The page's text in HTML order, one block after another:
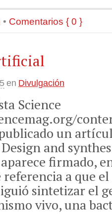
• Comentarios { 0 }
en Divulgación
Science
un
and
firmado,
a que
sintetizar el
vivo, una